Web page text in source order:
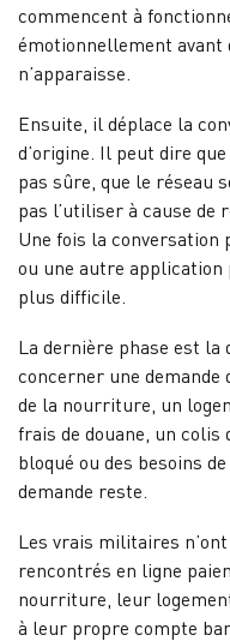
commencent à
émotionnellement avant
n’apparaisse.
Ensuite, il déplace la
d’origine. Il peut dire
pas sûre, que le réseau
pas l’utiliser à cause
Une fois la conversation
ou une autre application
plus difficile.
La dernière phase est la
concerner une demande
de la nourriture, un
frais de douane, un colis
bloqué ou des besoins
demande reste.
Les vrais militaires
rencontrés en ligne
nourriture, leur
à leur propre compte